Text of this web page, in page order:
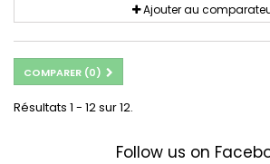
Ajouter au
COMPARER (0)
Résultats 1 - 12 sur 12.
Follow us on